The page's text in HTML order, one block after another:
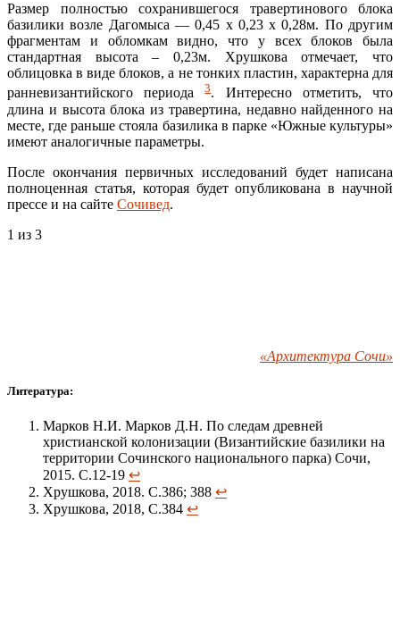
Размер полностью сохранившегося травертинового блока
базилики возле Дагомыса — 0,45 х 0,23 х 0,28м. По другим
фрагментам и обломкам видно, что у всех блоков была
стандартная высота – 0,23м. Хрушкова отмечает, что
облицовка в виде блоков, а не тонких пластин, характерна для
ранневизантийского периода3. Интересно отметить, что
длина и высота блока из травертина, недавно найденного на
месте, где раньше стояла базилика в парке «Южные культуры»
имеют аналогичные параметры.
После окончания первичных исследований будет написана
полноценная статья, которая будет опубликована в научной
прессе и на сайте Сочивед.
1 из 3
«Архитектура Сочи»
Литература:
Марков Н.И. Марков Д.Н. По следам древней
христианской колонизации (Византийские базилики на
территории Сочинского национального парка) Сочи,
2015. С.12-19 ↩
Хрушкова, 2018. С.386; 388 ↩
Хрушкова, 2018, С.384 ↩